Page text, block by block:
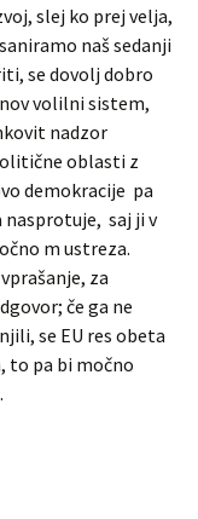
slej ko prej velja,
naš sedanji
se dovolj dobro
volilni sistem,
nadzor
oblasti z
demokracije pa
saj ji v
m ustreza.
za
če ga ne
se EU res obeta
to pa bi močno